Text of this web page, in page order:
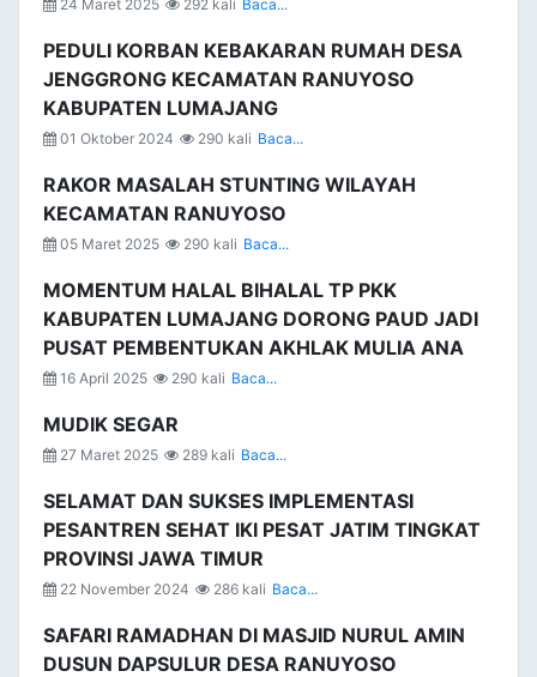
24 Maret 2025 292 kali Baca...
PEDULI KORBAN KEBAKARAN RUMAH DESA
JENGGRONG KECAMATAN RANUYOSO
KABUPATEN LUMAJANG
01 Oktober 2024 290 kali Baca...
RAKOR MASALAH STUNTING WILAYAH
KECAMATAN RANUYOSO
05 Maret 2025 290 kali Baca...
MOMENTUM HALAL BIHALAL TP PKK
KABUPATEN LUMAJANG DORONG PAUD JADI
PUSAT PEMBENTUKAN AKHLAK MULIA ANA
16 April 2025 290 kali Baca...
MUDIK SEGAR
27 Maret 2025 289 kali Baca...
SELAMAT DAN SUKSES IMPLEMENTASI
PESANTREN SEHAT IKI PESAT JATIM TINGKAT
PROVINSI JAWA TIMUR
22 November 2024 286 kali Baca...
SAFARI RAMADHAN DI MASJID NURUL AMIN
DUSUN DAPSULUR DESA RANUYOSO